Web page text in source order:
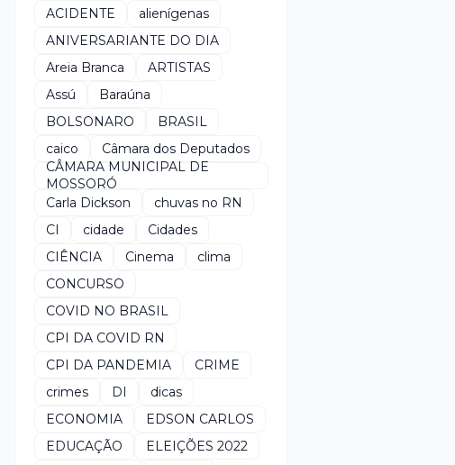
ACIDENTE
alienígenas
ANIVERSARIANTE DO DIA
Areia Branca
ARTISTAS
Assú
Baraúna
BOLSONARO
BRASIL
caico
Câmara dos Deputados
CÂMARA MUNICIPAL DE
MOSSORÓ
Carla Dickson
chuvas no RN
CI
cidade
Cidades
CIÊNCIA
Cinema
clima
CONCURSO
COVID NO BRASIL
CPI DA COVID RN
CPI DA PANDEMIA
CRIME
crimes
DI
dicas
ECONOMIA
EDSON CARLOS
EDUCAÇÃO
ELEIÇÕES 2022